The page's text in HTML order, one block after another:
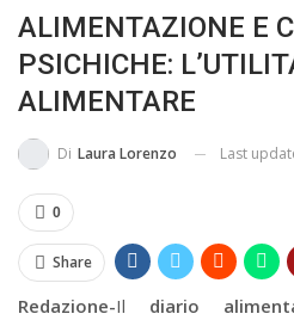
BUSSOLA PSICOLOGICA TRA
IN...
ALIMENTAZIONE E
PSICHICHE:
ALIMENTARE
Di Laura Lorenzo Last
0
Share
Redazione-Il diario